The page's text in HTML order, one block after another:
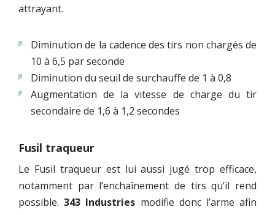
attrayant.
Diminution de la cadence des tirs non chargés de
10 à 6,5 par seconde
Diminution du seuil de surchauffe de 1 à 0,8
Augmentation de la vitesse de charge du tir
secondaire de 1,6 à 1,2 secondes
Fusil traqueur
Le Fusil traqueur est lui aussi jugé trop efficace,
notamment par l’enchaînement de tirs qu’il rend
possible.343 Industries modifie donc l’arme afin